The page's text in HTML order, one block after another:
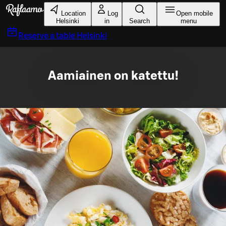
Skip to main content
Location
Helsinki
Log
in
Search
Open mobile
menu
Reserve a table Helsinki
Aamiainen on katettu!